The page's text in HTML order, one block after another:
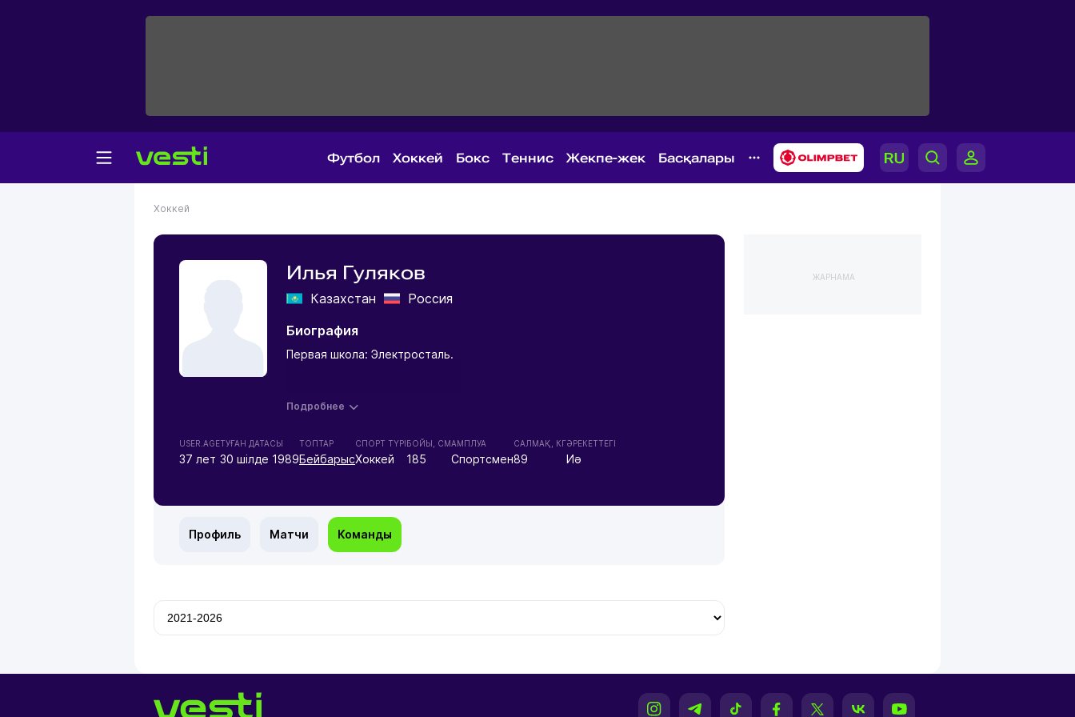
Футбол Хоккей Бокс Теннис Жекпе-жек Басқалары
Хоккей
Илья Гуляков
Казахстан
Россия
Биография
Первая школа: Электросталь.
Подробнее
USER.AGE
37 лет
ТУҒАН ДАТАСЫ
30 шілде 1989
ТОПТАР
Бейбарыс
СПОРТ ТҮРІ
Хоккей
БОЙЫ, СМ
185
АМПЛУА
Спортсмен
CАЛМАҚ, КГ
89
ӘРЕКЕТТЕГІ
Иә
Профиль Матчи Команды
ЖАРНАМА